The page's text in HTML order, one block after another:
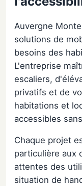
Auvergne
solutions de
besoins des
L'entreprise
escaliers,
privatifs et de
habitations et
accessibles
Chaque projet
particulière aux
attentes des
situation de